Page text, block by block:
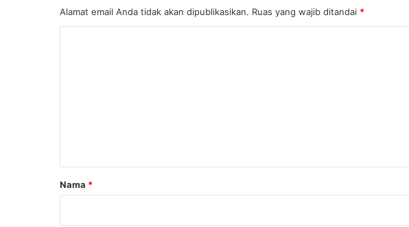
Alamat email Anda tidak akan dipublikasikan. Ruas yang wajib ditandai *
rNama *